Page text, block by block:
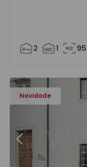
2 1 95
Novidade
Anterior